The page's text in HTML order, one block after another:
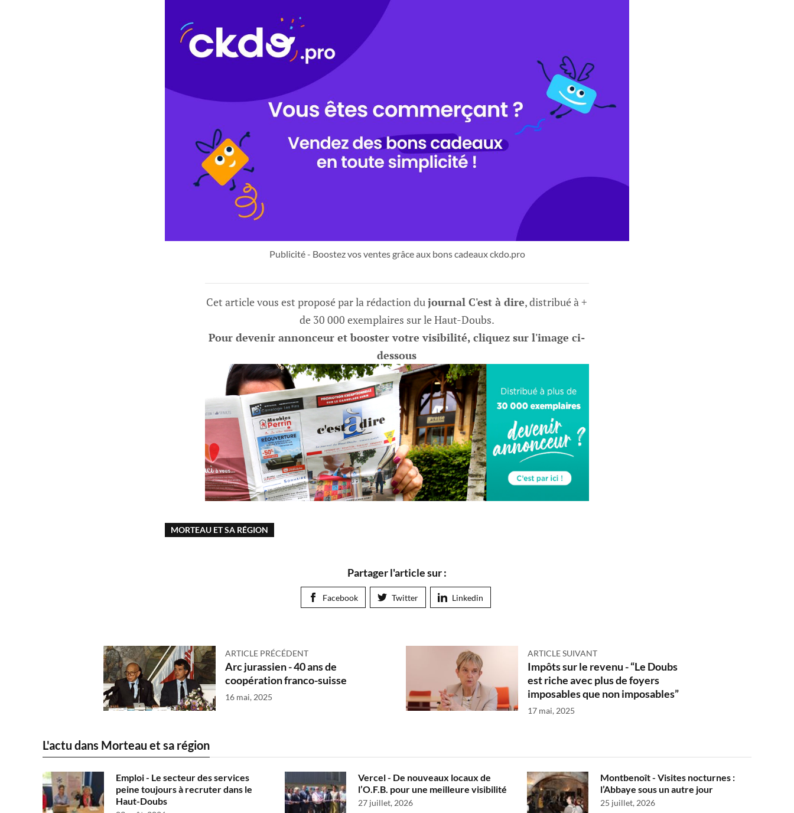
Publicité - Boostez vos ventes grâce aux bons cadeaux ckdo.pro
Cet article vous est proposé par la rédaction dujournal C'est à dire, distribué à +
de 30 000 exemplaires sur le Haut-Doubs.
Pour devenir annonceur et booster votre visibilité, cliquez sur l'image ci-
dessous
MORTEAU ET SA RÉGION
Partager l'article sur :
Facebook Twitter Linkedin
ARTICLE PRÉCÉDENT
Arc jurassien - 40 ans de
coopération franco-suisse
16 mai, 2025
ARTICLE SUIVANT
Impôts sur le revenu - “Le Doubs
est riche avec plus de foyers
imposables que non imposables”
17 mai, 2025
L'actu dans Morteau et sa région
Emploi - Le secteur des services
peine toujours à recruter dans le
Haut-Doubs
Vercel - De nouveaux locaux de
l’O.F.B. pour une meilleure visibilité
27 juillet, 2026
Montbenoît - Visites nocturnes :
l’Abbaye sous un autre jour
25 juillet, 2026